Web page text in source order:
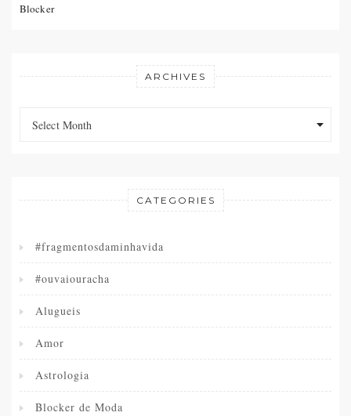
Blocker
ARCHIVES
Select Month
CATEGORIES
#fragmentosdaminhavida
#ouvaiouracha
Alugueis
Amor
Astrologia
Blocker de Moda